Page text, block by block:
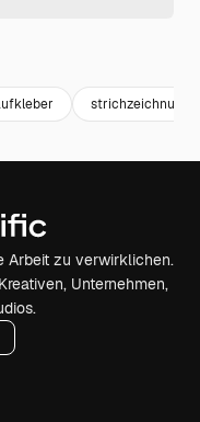
strichzeichnung
Arbeit zu verwirklichen.
Unternehmen,